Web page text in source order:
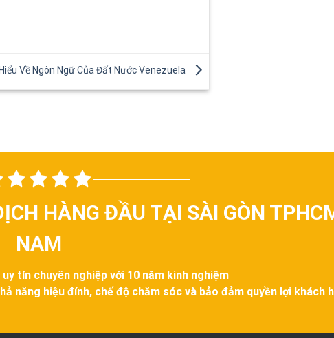
Về Ngôn Ngữ Của Đất Nước Venezuela
HÀNG ĐẦU TẠI SÀI GÒN
NAM
tín chuyên nghiệp với 10 năm kinh nghiệm
năng hiệu đính, chế độ chăm sóc và bảo đảm quyền lợi khách